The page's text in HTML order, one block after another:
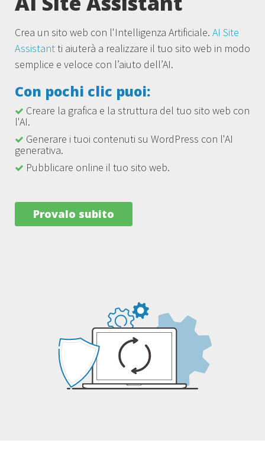
Crea un sito web con l'Intelligenza Artificiale. AI Site
Assistantti aiuterà a realizzare il tuo sito web in modo
semplice e veloce con l’aiuto dell’AI.
Con pochi clic puoi:
Creare la grafica e la struttura del tuo sito web con
l'AI.
Generare i tuoi contenuti su WordPress con l'AI
generativa.
Pubblicare online il tuo sito web.
Provalo subito